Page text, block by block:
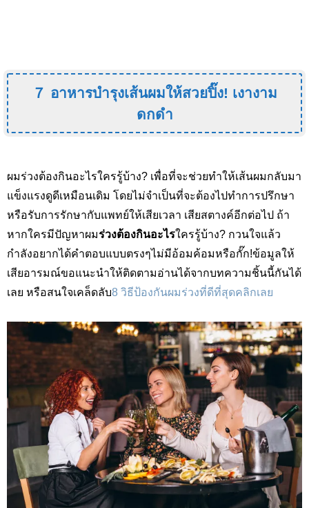
７ อาหารบำรุงเส้นผมให้สวยปิ๊ง! เงางาม
ดกดำ
ผมร่วงต้องกินอะไรใครรู้บ้าง? เพื่อที่จะช่วยทำให้เส้นผมกลับมา
แข็งแรงดูดีเหมือนเดิม โดยไม่จำเป็นที่จะต้องไปทำการปรึกษา
หรือรับการรักษากับแพทย์ให้เสียเวลา เสียสตางค์อีกต่อไป ถ้า
หากใครมีปัญหาผมร่วงต้องกินอะไรใครรู้บ้าง? กวนใจแล้ว
กำลังอยากได้คำตอบแบบตรงๆไม่มีอ้อมค้อมหรือกั๊ก!ข้อมูลให้
เสียอารมณ์ขอแนะนำให้ติดตามอ่านได้จากบทความชิ้นนี้กันได้
เลย หรือสนใจเคล็ดลับ8 วิธีป้องกันผมร่วงที่ดีที่สุดคลิกเลย